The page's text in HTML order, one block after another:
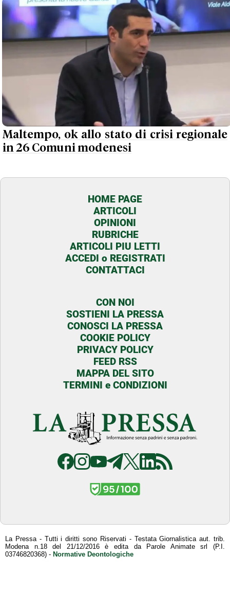
Maltempo, ok allo stato di crisi regionale
in 26 Comuni modenesi
HOME PAGE
ARTICOLI
OPINIONI
RUBRICHE
ARTICOLI PIU LETTI
ACCEDI o REGISTRATI
CONTATTACI
CON NOI
SOSTIENI LA PRESSA
CONOSCI LA PRESSA
COOKIE POLICY
PRIVACY POLICY
FEED RSS
MAPPA DEL SITO
TERMINI e CONDIZIONI
La Pressa - Tutti i diritti sono Riservati - Testata Giornalistica aut. trib.
Modena n.18 del 21/12/2016 è edita da Parole Animate srl (P.I.
03746820368) - Normative Deontologiche